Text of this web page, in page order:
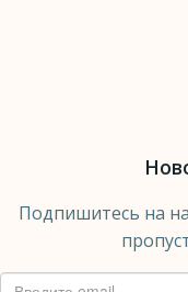
Подпишитесь на